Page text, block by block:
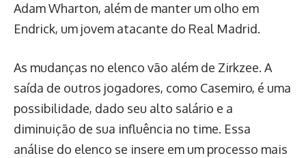
Adam Wharton, além de manter um olho em
Endrick, um jovem atacante do Real Madrid.
As mudanças no elenco vão além de Zirkzee. A
saída de outros jogadores, como Casemiro, é uma
possibilidade, dado seu alto salário e a
diminuição de sua influência no time. Essa
análise do elenco se insere em um processo mais